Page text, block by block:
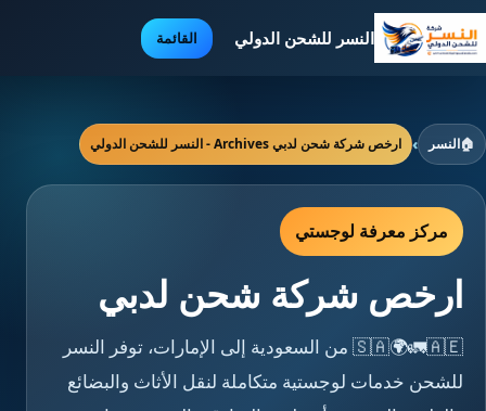
النسر للشحن الدولي القائمة
🏠النسر › ارخص شركة شحن لدبي Archives - النسر للشحن الدولي
مركز معرفة لوجستي
ارخص شركة شحن لدبي
🇸🇦🌍🚛🇦🇪 من السعودية إلى الإمارات، توفر النسر
للشحن خدمات لوجستية متكاملة لنقل الأثاث والبضائع